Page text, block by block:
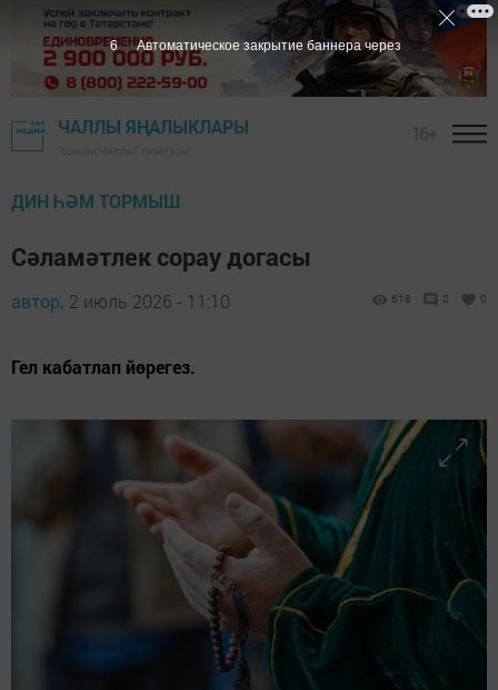
ЧАЛЛЫ ЯҢАЛЫКЛАРЫ
ДИН ҺӘМ ТОРМЫШ
Сәламәтлек сорау догасы
автор, 2 июль 2026 - 11:10 618 0 0
Гел кабатлап йөрегез.
5 Автоматическое закрытие баннера через